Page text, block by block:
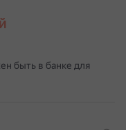
быть в банке для